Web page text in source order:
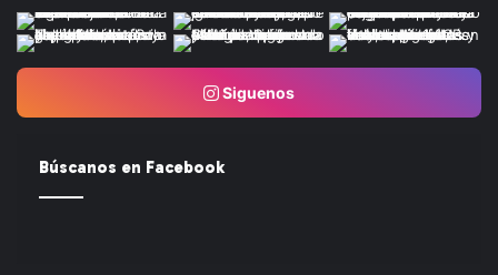
Siguenos
Búscanos en Facebook